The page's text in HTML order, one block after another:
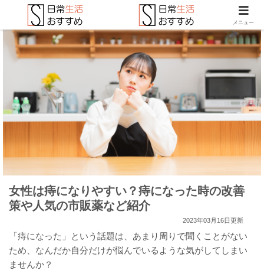
女性は痔になりやすい？痔になった時の改善
策や人気の市販薬など紹介
2023年03月16日更新
「痔になった」という話題は、あまり周りで聞くことがない
ため、なんだか自分だけが悩んでいるような気がしてしまい
ませんか？
メニュー